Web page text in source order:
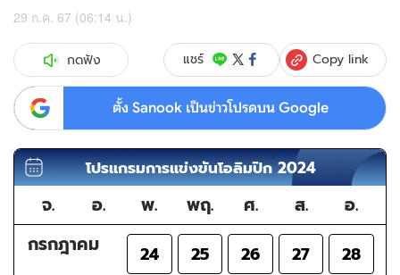
29 ก.ค. 67 (06:14 น.)
กดฟัง แชร์ Copy link
ตั้ง Sanook เป็นข่าวโปรดบน Google
โปรแกรมการแข่งขันโอลิมปิก2024
จ. อ. พ. พฤ. ศ. ส.
อ.
กรกฎาคม
24 25 26 27 28